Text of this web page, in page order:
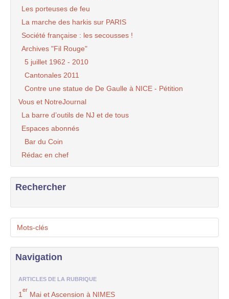
Les porteuses de feu
La marche des harkis sur PARIS
Société française : les secousses !
Archives "Fil Rouge"
5 juillet 1962 - 2010
Cantonales 2011
Contre une statue de De Gaulle à NICE - Pétition
Vous et NotreJournal
La barre d’outils de NJ et de tous
Espaces abonnés
Bar du Coin
Rédac en chef
Rechercher
Mots-clés
Navigation
ARTICLES DE LA RUBRIQUE
1
er
Mai et Ascension à NIMES